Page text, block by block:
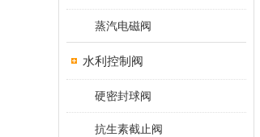
蒸汽电磁阀
水利控制阀
硬密封球阀
抗生素截止阀